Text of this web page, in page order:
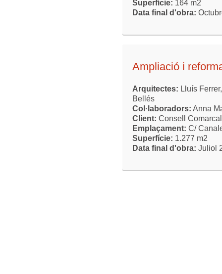
Superfície: 164 m2
Data final d'obra:
Ampliació i
Arquitectes: Lluís
Bellés
Col·laboradors: Anna
Client: Consell
Emplaçament: C/
Superfície: 1.277 m2
Data final d'obra: Juliol